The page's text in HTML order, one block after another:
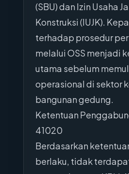
(SBU) dan Izin Usaha
Konstruksi (IUJK).
terhadap prosedur
melalui OSS menjadi
utama sebelum
operasional di sektor
bangunan gedung.
Ketentuan
41020
Berdasarkan
berlaku, tidak